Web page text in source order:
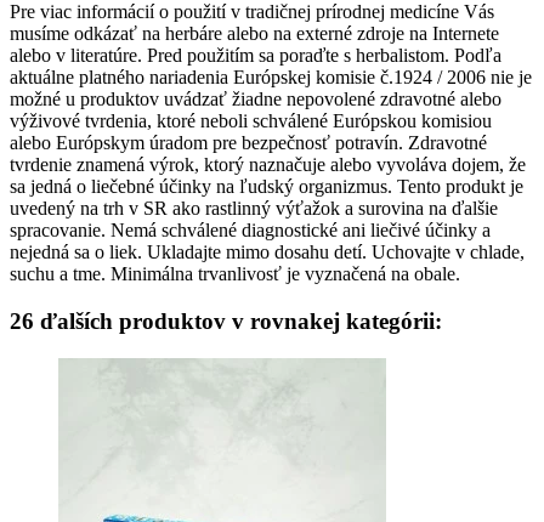
Pre viac informácií o použití v tradičnej prírodnej medicíne Vás
musíme odkázať na herbáre alebo na externé zdroje na Internete
alebo v literatúre. Pred použitím sa poraďte s herbalistom. Podľa
aktuálne platného nariadenia Európskej komisie č.1924 / 2006 nie je
možné u produktov uvádzať žiadne nepovolené zdravotné alebo
výživové tvrdenia, ktoré neboli schválené Európskou komisiou
alebo Európskym úradom pre bezpečnosť potravín. Zdravotné
tvrdenie znamená výrok, ktorý naznačuje alebo vyvoláva dojem, že
sa jedná o liečebné účinky na ľudský organizmus. Tento produkt je
uvedený na trh v SR ako rastlinný výťažok a surovina na ďalšie
spracovanie. Nemá schválené diagnostické ani liečivé účinky a
nejedná sa o liek. Ukladajte mimo dosahu detí. Uchovajte v chlade,
suchu a tme. Minimálna trvanlivosť je vyznačená na obale.
26 ďalších produktov v rovnakej kategórii: